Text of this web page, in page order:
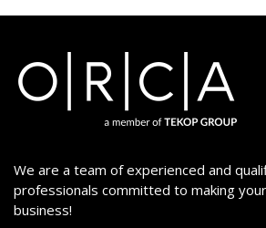
We are a team of experienced and
professionals committed to making
business!